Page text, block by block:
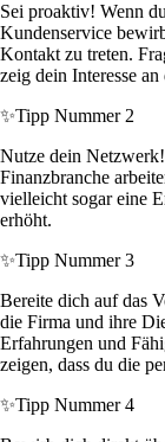
Sei proaktiv! Wenn
Kundenservice
Kontakt zu treten.
zeig dein Interesse
✨Tipp Nummer 2
Nutze dein
Finanzbranche
vielleicht sogar eine
erhöht.
✨Tipp Nummer 3
Bereite dich auf das
die Firma und ihre
Erfahrungen und
zeigen, dass du die
✨Tipp Nummer 4